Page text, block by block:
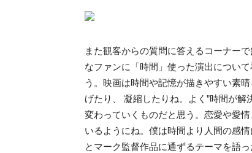
また観客からの質問に答えるコーナーで
なファンに「時間」使った演出につい
う。映画は時間や記憶が描きやすい素
げたり、 凝縮したりね。よく”時間が
変わっていくものだと思う。恋愛や愛
いるようにね。僕は時間より人間の感
とマーク監督作品に通ずるテーマを語っ